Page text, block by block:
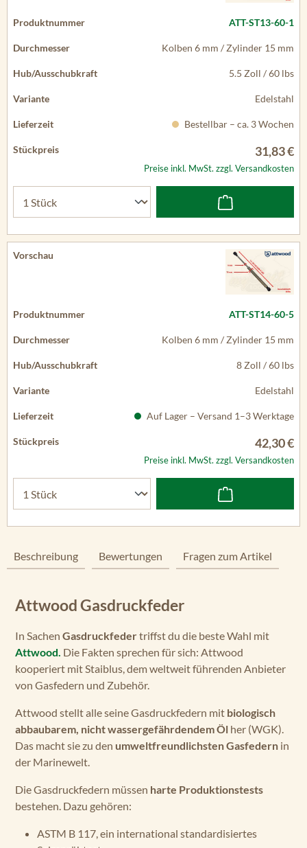
ATT-ST13-60-1
Kolben 6 mm / Zylinder 15 mm
5.5 Zoll / 60 lbs
Edelstahl
Bestellbar – ca. 3 Wochen
31,83 €
Preise inkl. MwSt. zzgl. Versandkosten
ATT-ST14-60-5
Kolben 6 mm / Zylinder 15 mm
8 Zoll / 60 lbs
Edelstahl
Auf Lager – Versand 1–3 Werktage
42,30 €
Preise inkl. MwSt. zzgl. Versandkosten
Beschreibung Bewertungen Fragen zum Artikel
Attwood Gasdruckfeder
In Sachen Gasdruckfedertriffst du die beste Wahl mit
Attwood. Die Fakten sprechen für sich: Attwood
kooperiert mit Staiblus, dem weltweit führenden Anbieter
von Gasfedern und Zubehör.
Attwood stellt alle seine Gasdruckfedern mit biologisch
abbaubarem, nicht wassergefährdendem Öl her (WGK).
Das macht sie zu den umweltfreundlichsten Gasfedern in
der Marinewelt.
Die Gasdruckfedern müssen harte Produktionstests
bestehen. Dazu gehören:
ASTM B 117, ein international standardisiertes